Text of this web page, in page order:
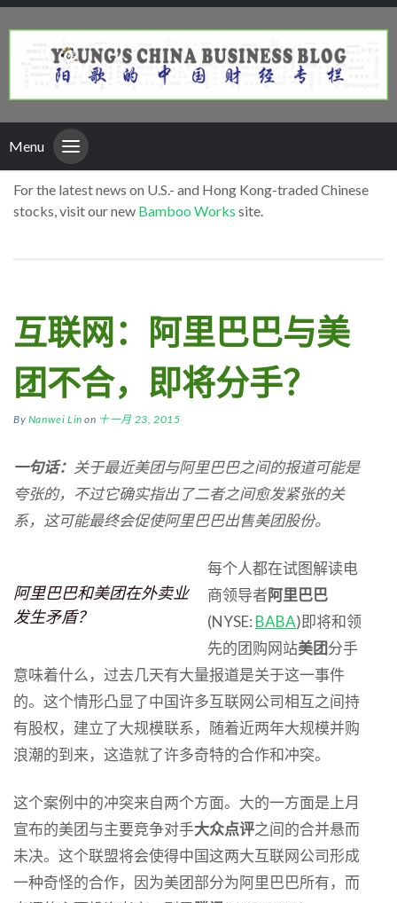
Menu
For the latest news on U.S.- and Hong Kong-traded Chinese
stocks, visit our new Bamboo Works site.
互联网：阿里巴巴与美
团不合，即将分手？
By Nanwei Lin on 十一月 23, 2015
一句话： 关于最近美团与阿里巴巴之间的报道可能是
夸张的，不过它确实指出了二者之间愈发紧张的关
系，这可能最终会促使阿里巴巴出售美团股份。
阿里巴巴和美团在外卖业
发生矛盾？
每个人都在试图解读电
商领导者阿里巴巴
(NYSE: BABA)即将和领
先的团购网站美团分手
意味着什么，过去几天有大量报道是关于这一事件
的。这个情形凸显了中国许多互联网公司相互之间持
有股权，建立了大规模联系，随着近两年大规模并购
浪潮的到来，这造就了许多奇特的合作和冲突。
这个案例中的冲突来自两个方面。大的一方面是上月
宣布的美团与主要竞争对手大众点评之间的合并悬而
未决。这个联盟将会使得中国这两大互联网公司形成
一种奇怪的合作，因为美团部分为阿里巴巴所有，而